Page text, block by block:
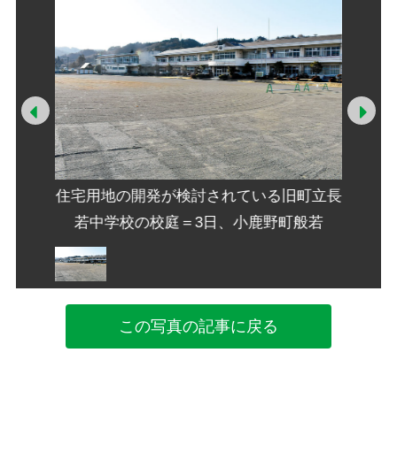
住宅用地の開発が検討されている旧町立長
若中学校の校庭＝3日、小鹿野町般若
Prev
この写真の記事に戻る